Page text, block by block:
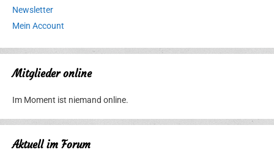
Newsletter
Mein Account
Mitglieder online
Im Moment ist niemand online.
Aktuell im Forum